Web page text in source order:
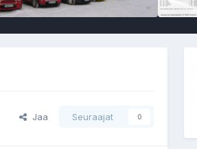
Jaa Seuraajat 0